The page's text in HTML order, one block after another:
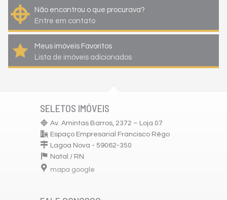
Não encontrou o que procurava?
Entre em contato
Meus imóveis Favoritos
Lista de imóveis adicionados
SELETOS IMÓVEIS
Av. Amintas Barros, 2372 – Loja 07
Espaço Empresarial Francisco Rêgo
Lagoa Nova - 59062-350
Natal / RN
mapa google